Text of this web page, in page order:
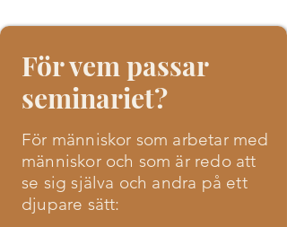
För vem passar
seminariet?
För människor som arbetar med
människor och som är redo att
se sig själva och andra på ett
djupare sätt: